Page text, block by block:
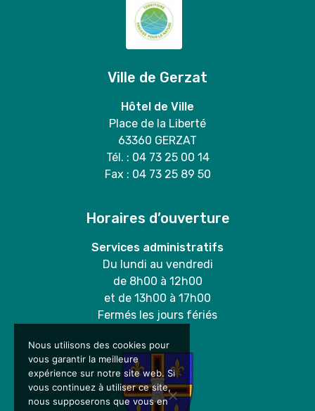
Ville de Gerzat
Hôtel de Ville
Place de la Liberté
63360 GERZAT
Tél. : 04 73 25 00 14
Fax : 04 73 25 89 50
Horaires d’ouverture
Services administratifs
Du lundi au vendredi
de 8h00 à 12h00
et de 13h00 à 17h00
Fermés les jours fériés
Nous utilisons des cookies pour
vous garantir la meilleure
expérience sur notre site web. Si
vous continuez à utiliser ce site,
nous supposerons que vous en